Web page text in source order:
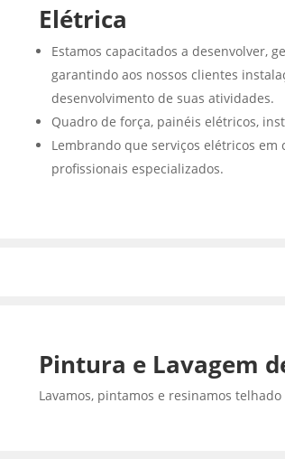
Elétrica
Estamos capacitados a desenvolver,
garantindo aos nossos clientes
desenvolvimento de suas atividades.
Quadro de força, painéis elétricos,
Lembrando que serviços elétricos
profissionais especializados.
Pintura e Lavagem
Lavamos, pintamos e resinamos telhado